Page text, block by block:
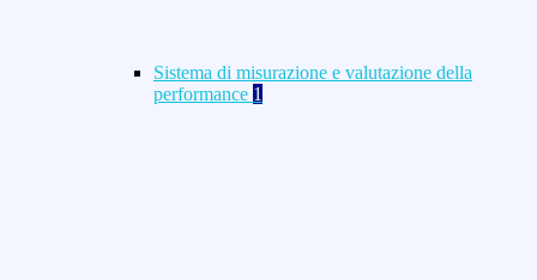
Sistema di misurazione e valutazione della
performance 1